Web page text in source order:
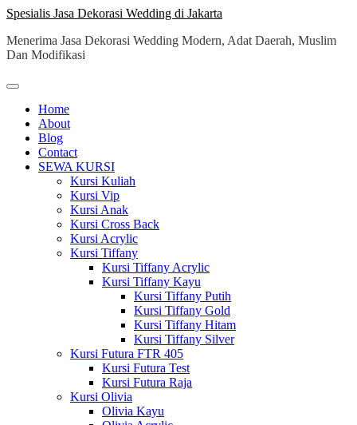
Skip
content
Spesialis Jasa Dekorasi Wedding di Jakarta
Menerima Jasa Dekorasi Wedding Modern, Adat Daerah, Muslim
Dan Modifikasi
Home
About
Blog
Contact
SEWA KURSI
Kursi Kuliah
Kursi Vip
Kursi Anak
Kursi Cross Back
Kursi Acrylic
Kursi Tiffany
Kursi Tiffany Acrylic
Kursi Tiffany Kayu
Kursi Tiffany Putih
Kursi Tiffany Gold
Kursi Tiffany Hitam
Kursi Tiffany Silver
Kursi Futura FTR 405
Kursi Futura Test
Kursi Futura Raja
Kursi Olivia
Olivia Kayu